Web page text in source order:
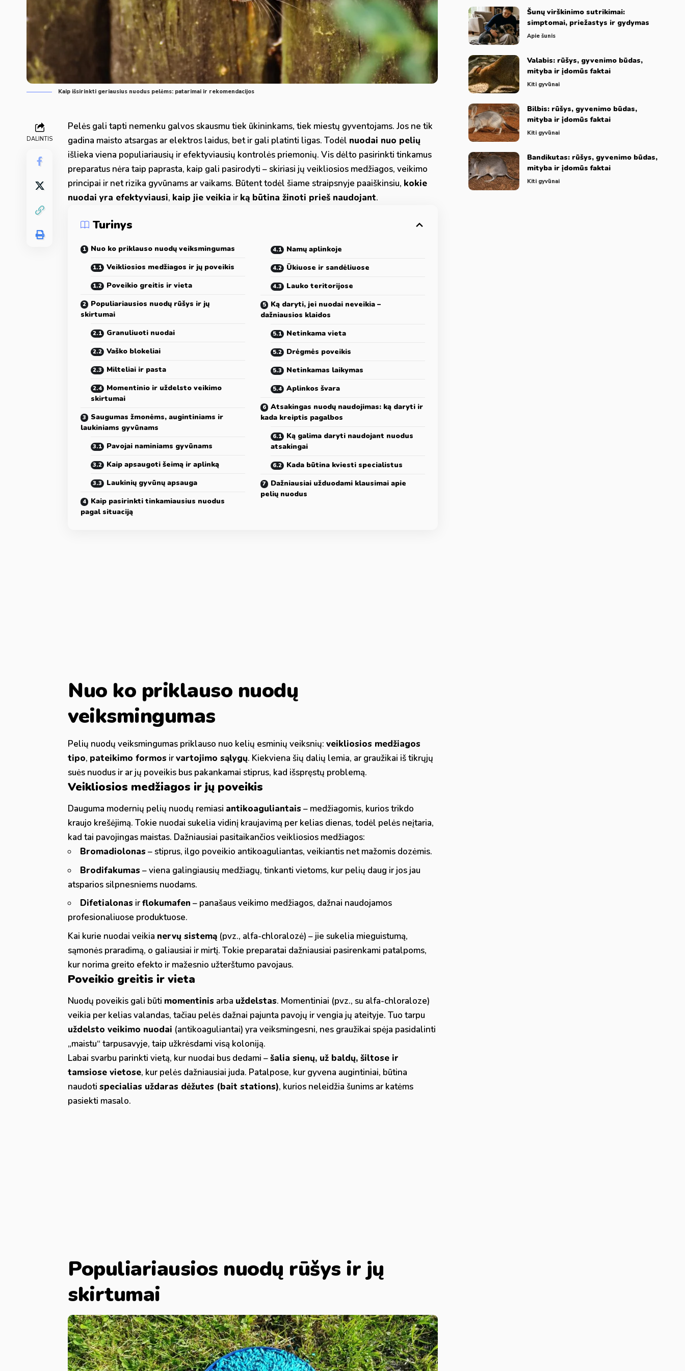
Kaip išsirinkti geriausius nuodus pelėms: patarimai ir rekomendacijos
DALINTIS
Pelės gali tapti nemenku galvos skausmu tiek ūkininkams, tiek miestų gyventojams. Jos ne tik
gadina maisto atsargas ar elektros laidus, bet ir gali platinti ligas. Todėl nuodai nuo pelių
išlieka viena populiariausių ir efektyviausių kontrolės priemonių. Vis dėlto pasirinkti tinkamus
preparatus nėra taip paprasta, kaip gali pasirodyti – skiriasi jų veikliosios medžiagos, veikimo
principai ir net rizika gyvūnams ar vaikams. Būtent todėl šiame straipsnyje paaiškinsiu, kokie
nuodai yra efektyviausi, kaip jie veikia ir ką būtina žinoti prieš naudojant.
Turinys
Nuo ko priklauso nuodų veiksmingumas
Veikliosios medžiagos ir jų poveikis
Poveikio greitis ir vieta
Populiariausios nuodų rūšys ir jų
skirtumai
Granuliuoti nuodai
Vaško blokeliai
Milteliai ir pasta
Momentinio ir uždelsto veikimo
skirtumai
Saugumas žmonėms, augintiniams ir
laukiniams gyvūnams
Pavojai naminiams gyvūnams
Kaip apsaugoti šeimą ir aplinką
Laukinių gyvūnų apsauga
Kaip pasirinkti tinkamiausius nuodus
pagal situaciją
Namų aplinkoje
Ūkiuose ir sandėliuose
Lauko teritorijose
Ką daryti, jei nuodai neveikia –
dažniausios klaidos
Netinkama vieta
Drėgmės poveikis
Netinkamas laikymas
Aplinkos švara
Atsakingas nuodų naudojimas: ką daryti ir
kada kreiptis pagalbos
Ką galima daryti naudojant nuodus
atsakingai
Kada būtina kviesti specialistus
Dažniausiai užduodami klausimai apie
pelių nuodus
Nuo ko priklauso nuodų
veiksmingumas
Pelių nuodų veiksmingumas priklauso nuo kelių esminių veiksnių: veikliosios medžiagos
tipo, pateikimo formos irvartojimo sąlygų. Kiekviena šių dalių lemia, ar graužikai iš tikrųjų
suės nuodus ir ar jų poveikis bus pakankamai stiprus, kad išspręstų problemą.
Veikliosios medžiagos ir jų poveikis
Dauguma modernių pelių nuodų remiasi antikoaguliantais– medžiagomis, kurios trikdo
kraujo krešėjimą. Tokie nuodai sukelia vidinį kraujavimą per kelias dienas, todėl pelės neįtaria,
kad tai pavojingas maistas. Dažniausiai pasitaikančios veikliosios medžiagos:
Bromadiolonas– stiprus, ilgo poveikio antikoaguliantas, veikiantis net mažomis dozėmis.
Brodifakumas– viena galingiausių medžiagų, tinkanti vietoms, kur pelių daug ir jos jau
atsparios silpnesniems nuodams.
Difetialonas irflokumafen – panašaus veikimo medžiagos, dažnai naudojamos
profesionaliuose produktuose.
Kai kurie nuodai veikia nervų sistemą (pvz., alfa-chloralozė) – jie sukelia mieguistumą,
sąmonės praradimą, o galiausiai ir mirtį. Tokie preparatai dažniausiai pasirenkami patalpoms,
kur norima greito efekto ir mažesnio užterštumo pavojaus.
Poveikio greitis ir vieta
Nuodų poveikis gali būti momentinis arba uždelstas. Momentiniai (pvz., su alfa-chloraloze)
veikia per kelias valandas, tačiau pelės dažnai pajunta pavojų ir vengia jų ateityje. Tuo tarpu
uždelsto veikimo nuodai (antikoaguliantai) yra veiksmingesni, nes graužikai spėja pasidalinti
„maistu“ tarpusavyje, taip užkrėsdami visą koloniją.
Labai svarbu parinkti vietą, kur nuodai bus dedami –šalia sienų, už baldų, šiltose ir
tamsiose vietose, kur pelės dažniausiai juda. Patalpose, kur gyvena augintiniai, būtina
naudoti specialias uždaras dėžutes (bait stations), kurios neleidžia šunims ar katėms
pasiekti masalo.
Populiariausios nuodų rūšys ir jų
skirtumai
Šunų virškinimo sutrikimai:
simptomai, priežastys ir gydymas
Apie šunis
Valabis: rūšys, gyvenimo būdas,
mityba ir įdomūs faktai
Kiti gyvūnai
Bilbis: rūšys, gyvenimo būdas,
mityba ir įdomūs faktai
Kiti gyvūnai
Bandikutas: rūšys, gyvenimo būdas,
mityba ir įdomūs faktai
Kiti gyvūnai